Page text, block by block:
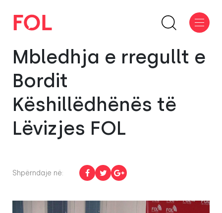
Mbledhja e rregullt e
Bordit
Këshillëdhënës të
Lëvizjes FOL
Shpërndaje në: